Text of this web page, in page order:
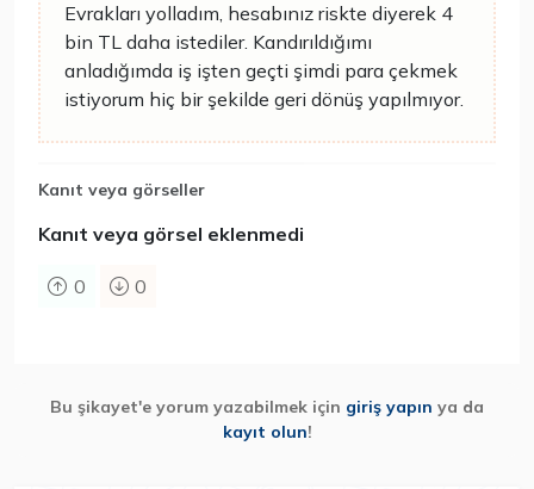
Evrakları yolladım, hesabınız riskte diyerek 4
bin TL daha istediler. Kandırıldığımı
anladığımda iş işten geçti şimdi para çekmek
istiyorum hiç bir şekilde geri dönüş yapılmıyor.
Kanıt veya görseller
Kanıt veya görsel eklenmedi
0 0
Bu şikayet'e yorum yazabilmek için giriş yapın ya da
kayıt olun!